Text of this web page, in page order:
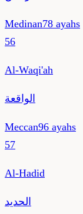
Medinan78 ayahs
56
Al-Waqi'ah
الواقعة
Meccan96 ayahs
57
Al-Hadid
الحديد